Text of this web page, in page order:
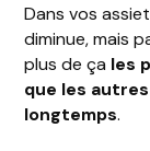
Dans vos
diminue, mais
plus de ça les
que les
longtemps.